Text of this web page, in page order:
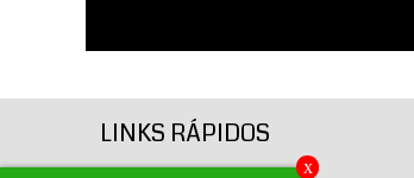
LINKS RÁPIDOS
x